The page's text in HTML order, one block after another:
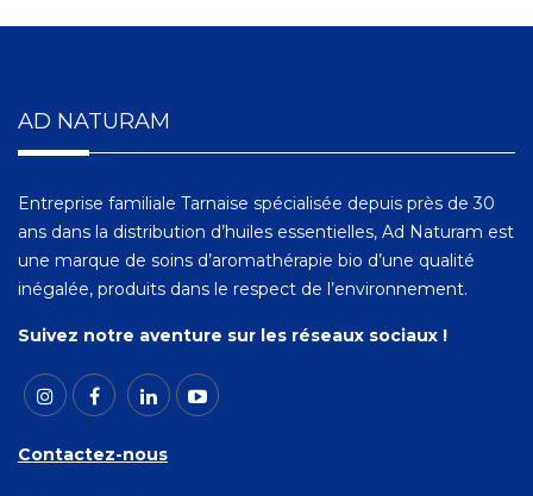
AD NATURAM
Entreprise familiale Tarnaise spécialisée depuis près de 30
ans dans la distribution d’huiles essentielles, Ad Naturam est
une marque de soins d’aromathérapie bio d’une qualité
inégalée, produits dans le respect de l’environnement.
Suivez notre aventure sur les réseaux sociaux !
Contactez-nous